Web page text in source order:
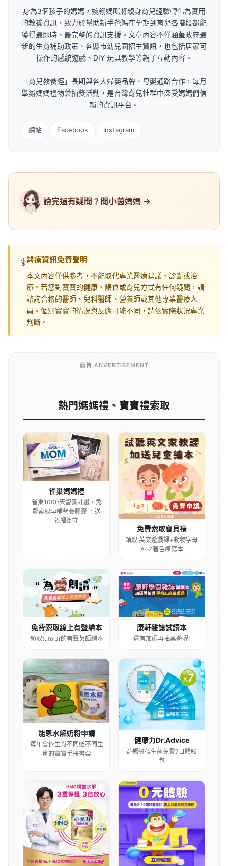
身為3個孩子的媽媽，婉翎媽咪將親身育兒經驗轉化為實用
的教養資訊，致力於幫助新手爸媽在孕期到育兒各階段都能
獲得最即時、最完整的資訊支援。文章內容不僅涵蓋政府最
新的生育補助政策、各縣市幼兒園招生資訊，也包括居家可
操作的感統遊戲、DIY 玩具教學等親子互動內容。
「育兒教養經」長期與各大婦嬰品牌、母嬰通路合作，每月
舉辦媽媽禮物袋抽獎活動，是台灣育兒社群中深受媽媽們信
賴的資訊平台。
網站 Facebook Instagram
讀完還有疑問？問小茵媽媽 →
⚕️醫療資訊免責聲明
本文內容僅供參考，不能取代專業醫療建議、診斷或治
療。若您對寶寶的健康、餵食或育兒方式有任何疑問，請
諮詢合格的醫師、兒科醫師、營養師或其他專業醫療人
員。個別寶寶的情況與反應可能不同，請依實際狀況專業
判斷。
廣告 ADVERTISEMENT
熱門媽媽禮、寶寶禮索取
雀巢媽媽禮
雀巢1000天營養計畫，免
費索取孕哺營養膠囊 ，送
祝福御守
免費索取寶貝禮
領取 英文遊戲課+動物字母
A~Z著色練寫本
免費索取線上有聲繪本
領取tutorJr的有聲英語繪本
康軒雜誌試讀本
還有加碼再抽桌遊喔!
能恩水解奶粉申請
每年會依生肖不同送不同生
肖的寶寶手冊書套
健康力Dr.Advice
益暢敏益生菌免費7日體驗
包